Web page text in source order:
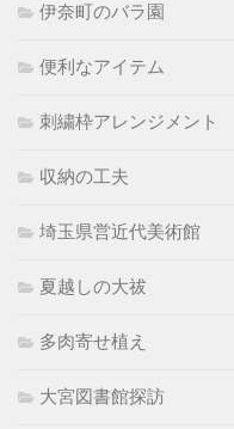
伊奈町のバラ園
便利なアイテム
刺繍枠アレンジメント
収納の工夫
埼玉県営近代美術館
夏越しの大祓
多肉寄せ植え
大宮図書館探訪